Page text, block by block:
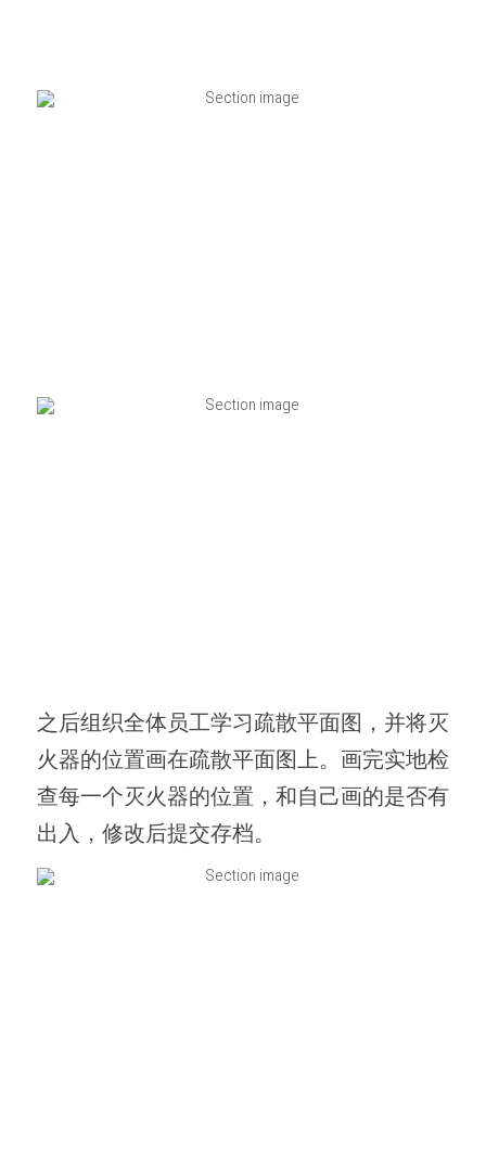
之后组织全体员工学习疏散平面图，并将灭
火器的位置画在疏散平面图上。画完实地检
查每一个灭火器的位置，和自己画的是否有
出入，修改后提交存档。